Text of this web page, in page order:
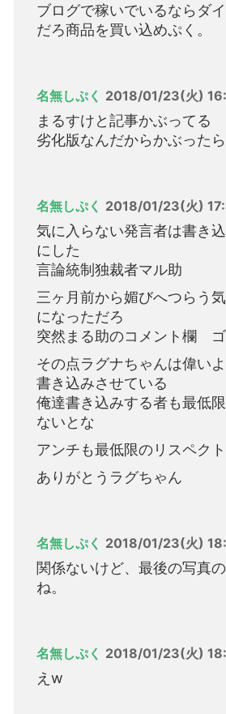
ブログで稼いでいるならダ
だろ商品を買い込めぷく。
名無しぷく 2018/01/23(火)
まるすけと記事かぶってる
劣化版なんだからかぶったら
名無しぷく 2018/01/23(火)
気に入らない発言者は書き
にした
言論統制独裁者マル助
三ヶ月前から媚びへつらう
になっただろ
突然まる助のコメント欄
その点ラグナちゃんは偉い
書き込みさせている
俺達書き込みする者も最低
ないとな
アンチも最低限のリスペク
ありがとうラグちゃん
名無しぷく 2018/01/23(火)
関係ないけど、最後の写真
ね。
名無しぷく 2018/01/23(火)
えw